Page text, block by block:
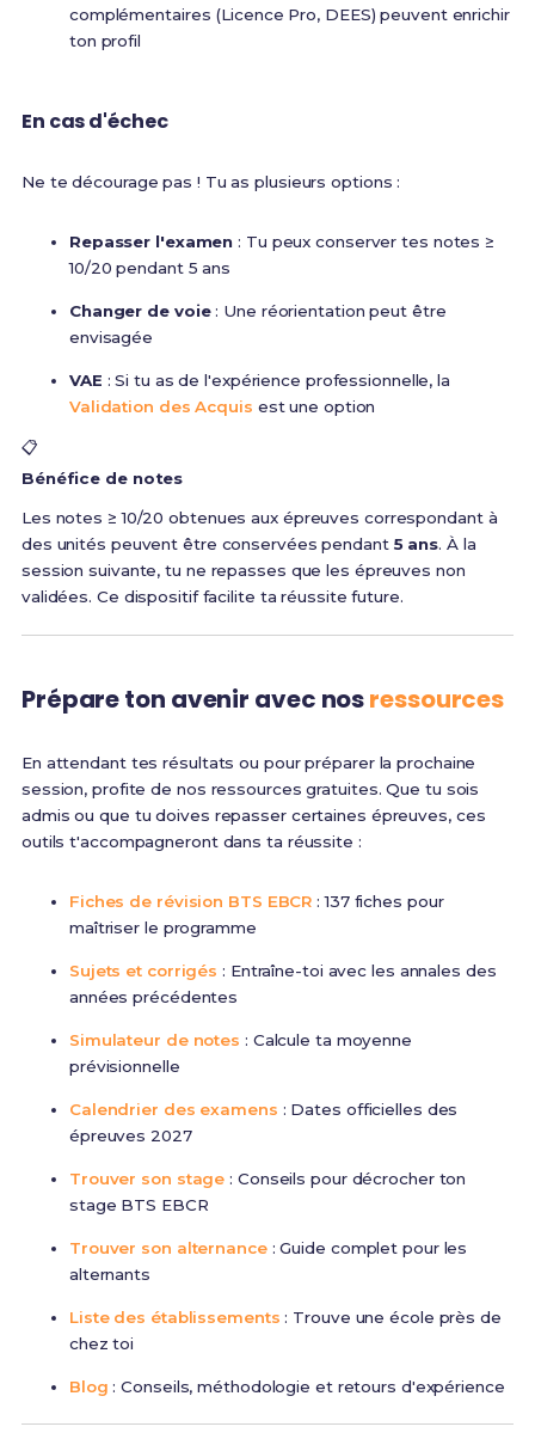
complémentaires (Licence Pro, DEES) peuvent enrichir
ton profil
En cas d'échec
Ne te décourage pas ! Tu as plusieurs options :
Repasser l'examen : Tu peux conserver tes notes ≥
10/20 pendant 5 ans
Changer de voie: Une réorientation peut être
envisagée
VAE : Si tu as de l'expérience professionnelle, la
Validation des Acquis est une option
📋
Bénéfice de notes
Les notes ≥ 10/20 obtenues aux épreuves correspondant à
des unités peuvent être conservées pendant 5 ans. À la
session suivante, tu ne repasses que les épreuves non
validées. Ce dispositif facilite ta réussite future.
Prépare ton avenir avec nosressources
En attendant tes résultats ou pour préparer la prochaine
session, profite de nos ressources gratuites. Que tu sois
admis ou que tu doives repasser certaines épreuves, ces
outils t'accompagneront dans ta réussite :
Fiches de révision BTS EBCR : 137 fiches pour
maîtriser le programme
Sujets et corrigés : Entraîne-toi avec les annales des
années précédentes
Simulateur de notes : Calcule ta moyenne
prévisionnelle
Calendrier des examens : Dates officielles des
épreuves 2027
Trouver son stage : Conseils pour décrocher ton
stage BTS EBCR
Trouver son alternance: Guide complet pour les
alternants
Liste des établissements : Trouve une école près de
chez toi
Blog : Conseils, méthodologie et retours d'expérience